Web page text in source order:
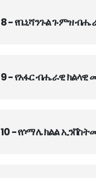
8 - የቤኒሻንጉል ጉምዝ
9 - የአፋር ብሔራዊ ክልላዊ
10 - የሶማሌ ክልል